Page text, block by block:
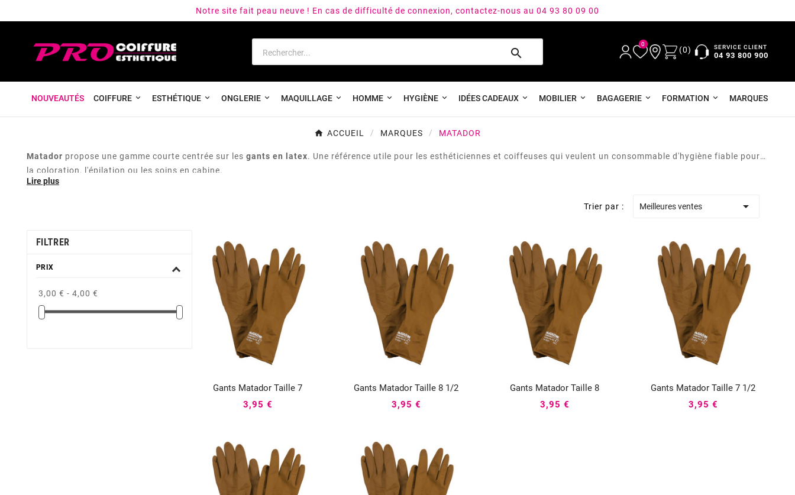
Notre site fait peau neuve ! En cas de difficulté de connexion, contactez-nous au 04 93 80 09 00

0
(0) SERVICE CLIENT
04 93 800 900
NOUVEAUTÉS COIFFURE ESTHÉTIQUE ONGLERIE MAQUILLAGE HOMME HYGIÈNE IDÉES CADEAUX MOBILIER BAGAGERIE FORMATION MARQUES
ACCUEIL MARQUES MATADOR
Matador propose une gamme courte centrée sur les gants en latex. Une référence utile pour les esthéticiennes et coiffeuses qui veulent un consommable d'hygiène fiable pour
la coloration, l'épilation ou les soins en cabine.
Trier par : Meilleures ventes 
FILTRER
PRIX
3,00 € - 4,00 €
Gants Matador Taille 7
3,95 €
Gants Matador Taille 8 1/2
3,95 €
Gants Matador Taille 8
3,95 €
Gants Matador Taille 7 1/2
3,95 €